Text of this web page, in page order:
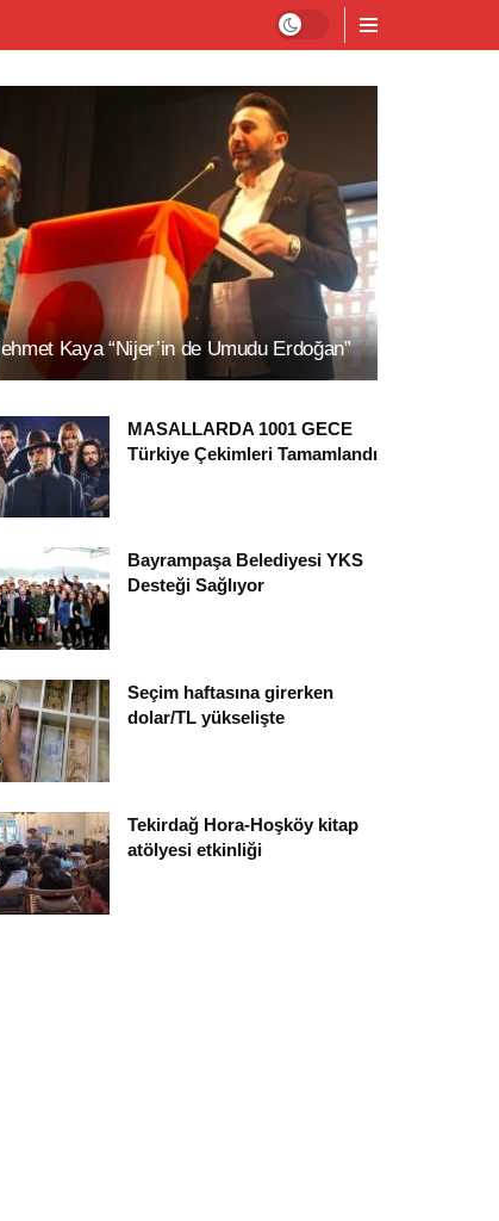
Kaya “Nijer’in de Umudu Erdoğan”
MASALLARDA 1001 GECE
Türkiye Çekimleri Tamamlandı
Bayrampaşa Belediyesi YKS
Desteği Sağlıyor
Seçim haftasına girerken
dolar/TL yükselişte
Tekirdağ Hora-Hoşköy kitap
atölyesi etkinliği